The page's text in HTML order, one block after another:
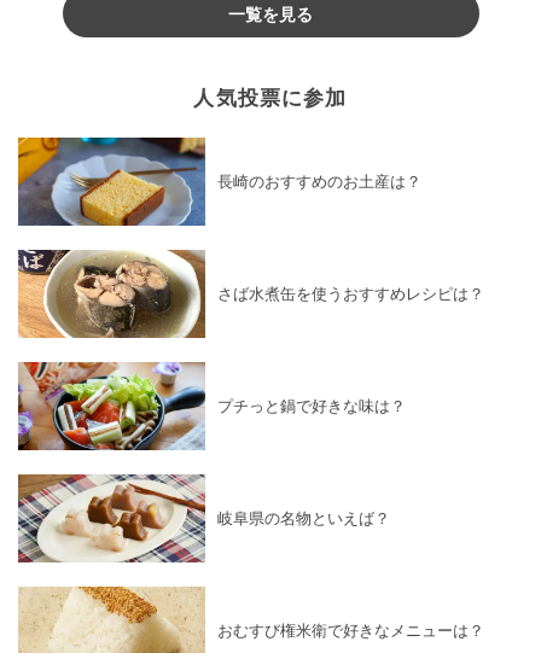
一覧を見る
人気投票に参加
長崎のおすすめのお土産は？
さば水煮缶を使うおすすめレシピは？
プチっと鍋で好きな味は？
岐阜県の名物といえば？
おむすび権米衛で好きなメニューは？